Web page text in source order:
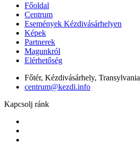
Főoldal
Centrum
Események Kézdivásárhelyen
Képek
Partnerek
Magunkról
Elérhetőség
Főtér, Kézdivásárhely, Transylvania
centrum@kezdi.info
Kapcsolj ránk